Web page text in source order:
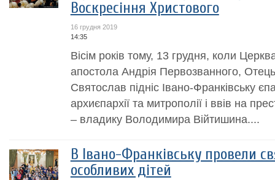
Воскресіння Христового
16 грудня 2019
14:35
Вісім років тому, 13 грудня, коли
апостола Андрія Первозванного,
Святослав підніс Івано-Франківську
архиєпархії та митрополії і ввів на
– владику Володимира Війтишина....
В Івано-Франківську провели
особливих дітей